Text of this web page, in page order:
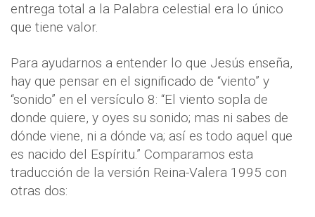
entrega total a la Palabra celestial era lo único
que tiene valor.
Para ayudarnos a entender lo que Jesús enseña,
hay que pensar en el significado de “viento” y
“sonido” en el versículo 8: “El viento sopla de
donde quiere, y oyes su sonido; mas ni sabes de
dónde viene, ni a dónde va; así es todo aquel que
es nacido del Espíritu.” Comparamos esta
traducción de la versión Reina-Valera 1995 con
otras dos: